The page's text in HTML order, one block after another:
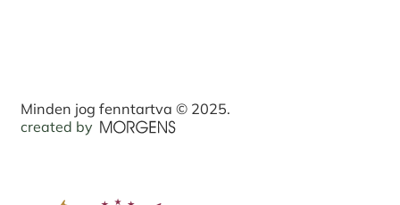
Minden jog fenntartva © 2025.
created by